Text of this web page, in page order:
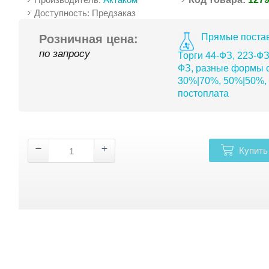
Доступность: Предзаказ
Розничная цена:
по запросу
Прямые
Торги 44-ФЗ, 223-
ФЗ, разные формы
30%|70%, 50%|50%,
постоплата
Купить